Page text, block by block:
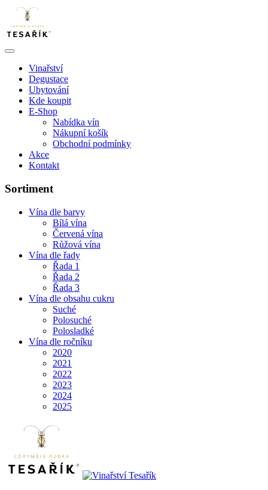
Vinařství
Degustace
Ubytování
Kde koupit
E-Shop
Nabídka vín
Nákupní košík
Obchodní podmínky
Akce
Kontakt
Sortiment
Vína dle barvy
Bílá vína
Červená vína
Růžová vína
Vína dle řady
Řada 1
Řada 2
Řada 3
Vína dle obsahu cukru
Suché
Polosuché
Polosladké
Vína dle ročníku
2020
2021
2022
2023
2024
2025